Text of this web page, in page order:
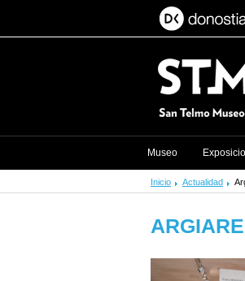
Inicio Actualidad
Museo